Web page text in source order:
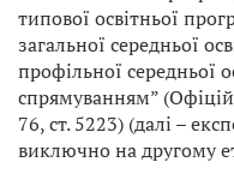
типової освітньої
загальної середньої
профільної середньої
спрямуванням”
76, ст. 5223) (далі –
виключно на другому